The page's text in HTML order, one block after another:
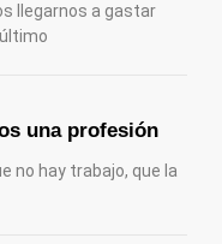
llegarnos a gastar
una profesión
no hay trabajo, que la